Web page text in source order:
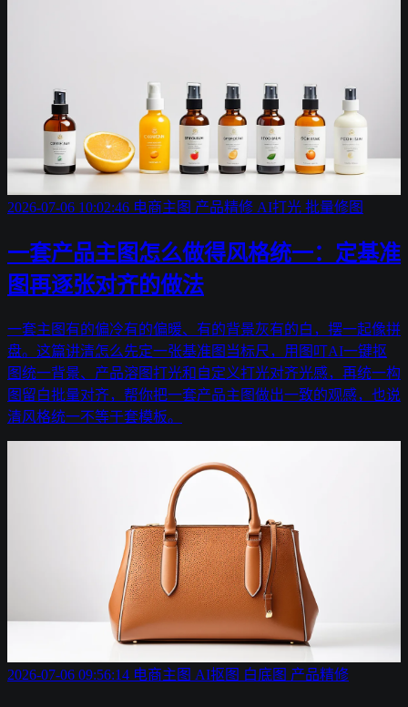
2026-07-06 10:02:46 电商主图 产品精修 AI打光 批量修图
一套产品主图怎么做得风格统一：定基准
图再逐张对齐的做法
一套主图有的偏冷有的偏暖、有的背景灰有的白，摆一起像拼
盘。这篇讲清怎么先定一张基准图当标尺，用图叮AI一键抠
图统一背景、产品溶图打光和自定义打光对齐光感，再统一构
图留白批量对齐，帮你把一套产品主图做出一致的观感，也说
清风格统一不等于套模板。
2026-07-06 09:56:14 电商主图 AI抠图 白底图 产品精修